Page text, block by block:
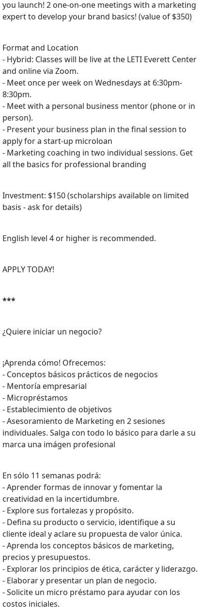
you launch! 2 one-on-one meetings with a marketing
expert to develop your brand basics! (value of $350)
Format and Location
- Hybrid: Classes will be live at the LETI Everett Center
and online via Zoom.
- Meet once per week on Wednesdays at 6:30pm-
8:30pm.
- Meet with a personal business mentor (phone or in
person).
- Present your business plan in the final session to
apply for a start-up microloan
- Marketing coaching in two individual sessions. Get
all the basics for professional branding
Investment: $150 (scholarships available on limited
basis - ask for details)
English level 4 or higher is recommended.
APPLY TODAY!
***
¿Quiere iniciar un negocio?
¡Aprenda cómo! Ofrecemos:
- Conceptos básicos prácticos de negocios
- Mentoría empresarial
- Micropréstamos
- Establecimiento de objetivos
- Asesoramiento de Marketing en 2 sesiones
individuales. Salga con todo lo básico para darle a su
marca una imágen profesional
En sólo 11 semanas podrá:
- Aprender formas de innovar y fomentar la
creatividad en la incertidumbre.
- Explore sus fortalezas y propósito.
- Defina su producto o servicio, identifique a su
cliente ideal y aclare su propuesta de valor única.
- Aprenda los conceptos básicos de marketing,
precios y presupuestos.
- Explorar los principios de ética, carácter y liderazgo.
- Elaborar y presentar un plan de negocio.
- Solicite un micro préstamo para ayudar con los
costos iniciales.